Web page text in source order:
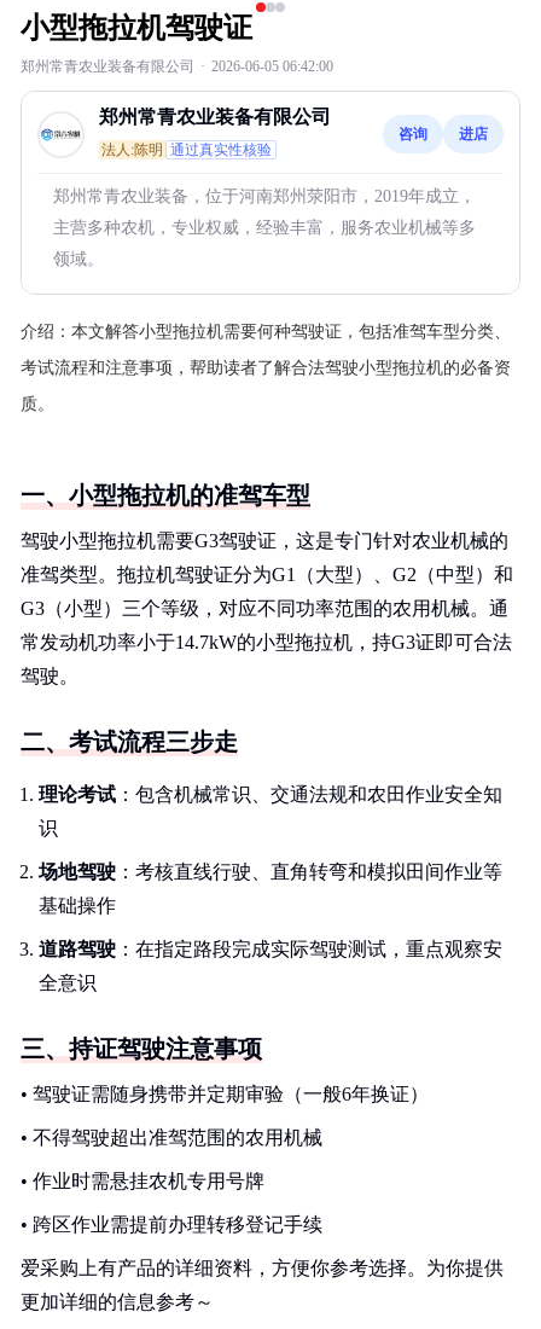
小型拖拉机驾驶证
郑州常青农业装备有限公司 · 2026-06-05 06:42:00
郑州常青农业装备有限公司
法人:陈明 通过真实性核验
咨询 进店
郑州常青农业装备，位于河南郑州荥阳市，2019年成立，
主营多种农机，专业权威，经验丰富，服务农业机械等多
领域。
介绍： 本文解答小型拖拉机需要何种驾驶证，包括准驾车型分类、
考试流程和注意事项，帮助读者了解合法驾驶小型拖拉机的必备资
质。
一、小型拖拉机的准驾车型
驾驶小型拖拉机需要G3驾驶证，这是专门针对农业机械的
准驾类型。拖拉机驾驶证分为G1（大型）、G2（中型）和
G3（小型）三个等级，对应不同功率范围的农用机械。通
常发动机功率小于14.7kW的小型拖拉机，持G3证即可合法
驾驶。
二、考试流程三步走
理论考试 ：包含机械常识、交通法规和农田作业安全知
识
场地驾驶 ：考核直线行驶、直角转弯和模拟田间作业等
基础操作
道路驾驶 ：在指定路段完成实际驾驶测试，重点观察安
全意识
三、持证驾驶注意事项
• 驾驶证需随身携带并定期审验（一般6年换证）
• 不得驾驶超出准驾范围的农用机械
• 作业时需悬挂农机专用号牌
• 跨区作业需提前办理转移登记手续
爱采购上有产品的详细资料，方便你参考选择。为你提供
更加详细的信息参考～